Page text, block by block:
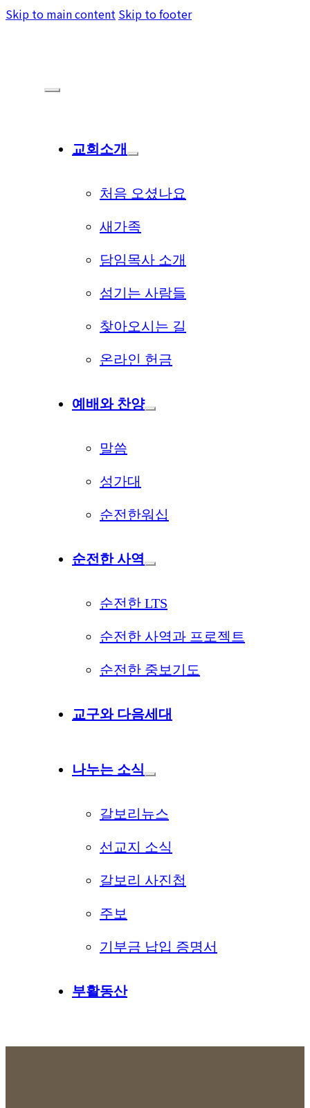
Skip to main content Skip to footer
교회소개
처음 오셨나요
새가족
담임목사 소개
섬기는 사람들
찾아오시는 길
온라인 헌금
예배와 찬양
말씀
성가대
순전한워십
순전한 사역
순전한 LTS
순전한 사역과 프로젝트
순전한 중보기도
교구와 다음세대
나누는 소식
갈보리뉴스
선교지 소식
갈보리 사진첩
주보
기부금 납입 증명서
부활동산